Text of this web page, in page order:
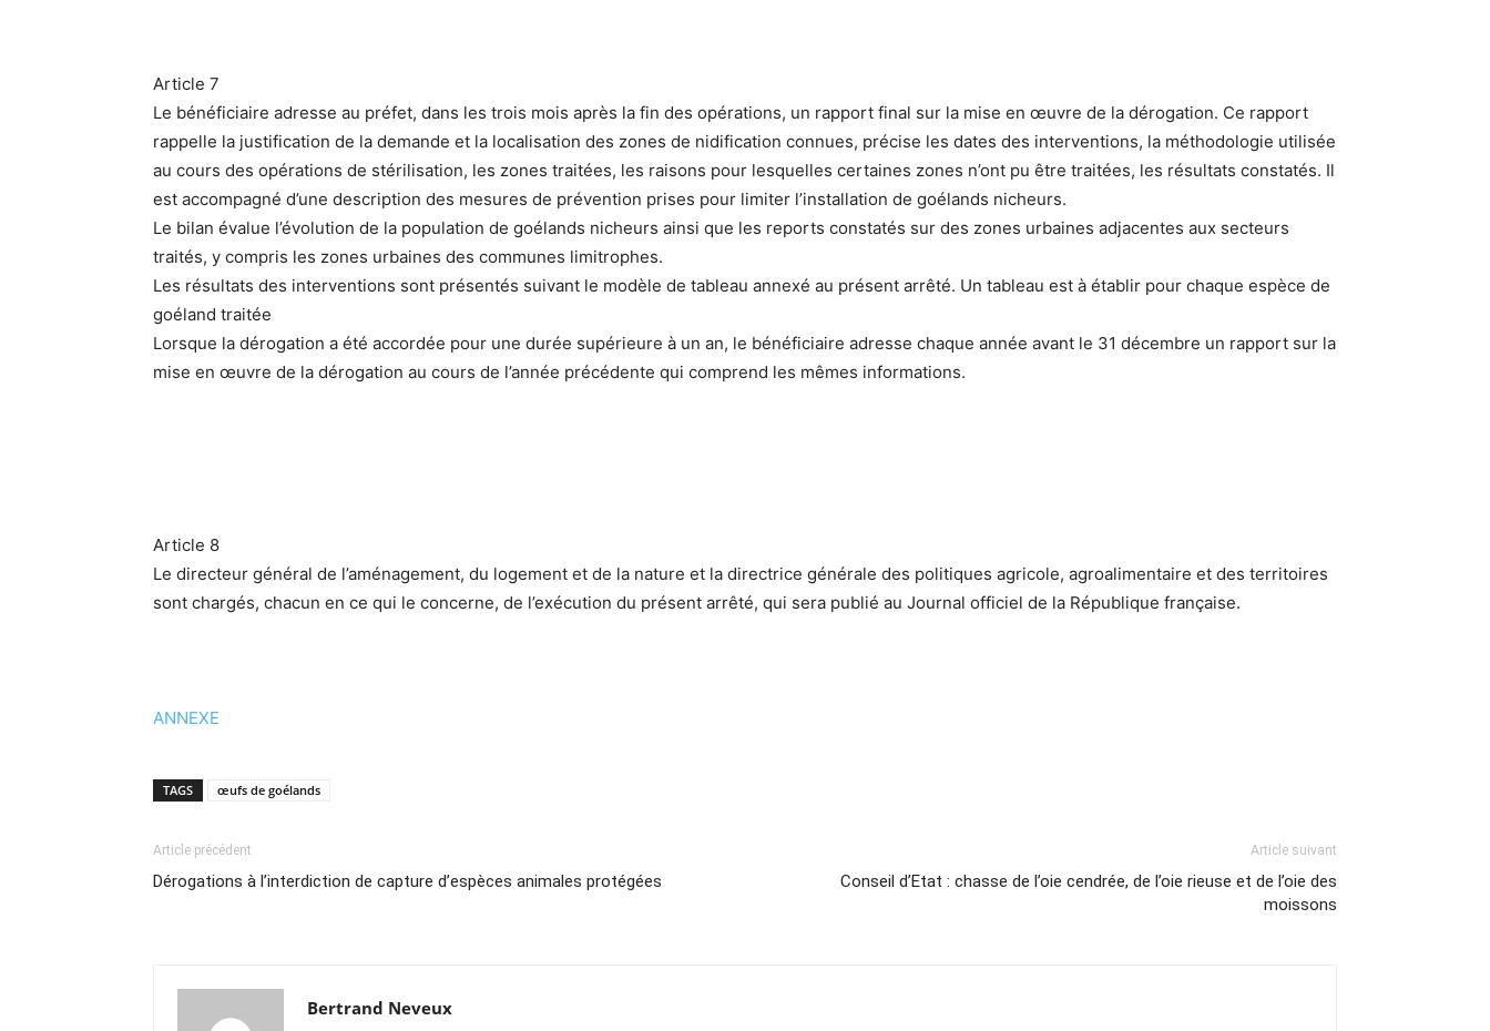
Article 7
Le bénéficiaire adresse au préfet, dans les trois mois après la fin des opérations, un rapport final sur la mise en œuvre de la dérogation. Ce rapport
rappelle la justification de la demande et la localisation des zones de nidification connues, précise les dates des interventions, la méthodologie utilisée
au cours des opérations de stérilisation, les zones traitées, les raisons pour lesquelles certaines zones n’ont pu être traitées, les résultats constatés. Il
est accompagné d’une description des mesures de prévention prises pour limiter l’installation de goélands nicheurs.
Le bilan évalue l’évolution de la population de goélands nicheurs ainsi que les reports constatés sur des zones urbaines adjacentes aux secteurs
traités, y compris les zones urbaines des communes limitrophes.
Les résultats des interventions sont présentés suivant le modèle de tableau annexé au présent arrêté. Un tableau est à établir pour chaque espèce de
goéland traitée
Lorsque la dérogation a été accordée pour une durée supérieure à un an, le bénéficiaire adresse chaque année avant le 31 décembre un rapport sur la
mise en œuvre de la dérogation au cours de l’année précédente qui comprend les mêmes informations.
Article 8
Le directeur général de l’aménagement, du logement et de la nature et la directrice générale des politiques agricole, agroalimentaire et des territoires
sont chargés, chacun en ce qui le concerne, de l’exécution du présent arrêté, qui sera publié au Journal officiel de la République française.
ANNEXE
TAGS œufs de goélands
Article précédent
Dérogations à l’interdiction de capture d’espèces animales protégées
Article suivant
Conseil d’Etat : chasse de l’oie cendrée, de l’oie rieuse et de l’oie des
moissons
Bertrand Neveux